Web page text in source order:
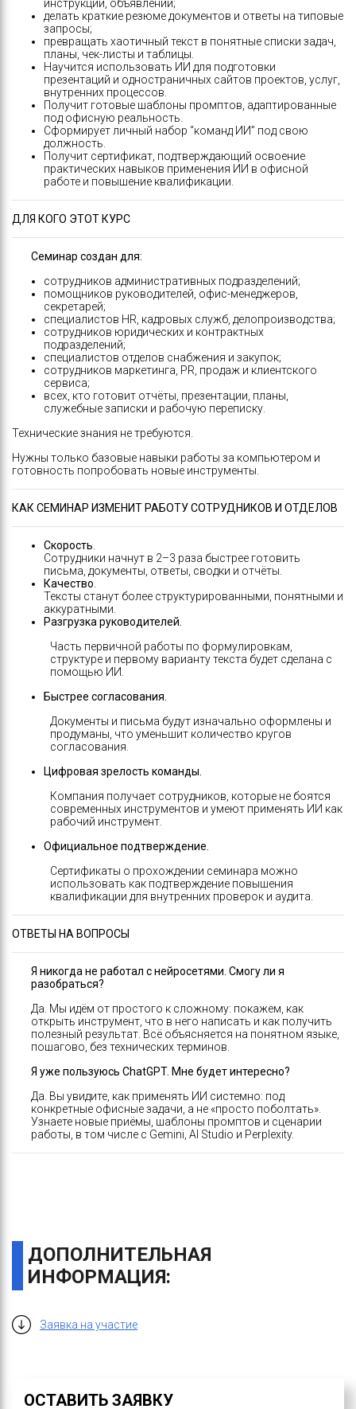
инструкций, объявлений;
делать краткие резюме документов и ответы на типовые
запросы;
превращать хаотичный текст в понятные списки задач,
планы, чек-листы и таблицы.
Научится использовать ИИ для подготовки
презентаций и одностраничных сайтов проектов, услуг,
внутренних процессов.
Получит готовые шаблоны промптов, адаптированные
под офисную реальность.
Сформирует личный набор “команд ИИ” под свою
должность.
Получит сертификат, подтверждающий освоение
практических навыков применения ИИ в офисной
работе и повышение квалификации.
ДЛЯ КОГО ЭТОТ КУРС
Семинар создан для:
сотрудников административных подразделений;
помощников руководителей, офис-менеджеров,
секретарей;
специалистов HR, кадровых служб, делопроизводства;
сотрудников юридических и контрактных
подразделений;
специалистов отделов снабжения и закупок;
сотрудников маркетинга, PR, продаж и клиентского
сервиса;
всех, кто готовит отчёты, презентации, планы,
служебные записки и рабочую переписку.
Технические знания не требуются.
Нужны только базовые навыки работы за компьютером и
готовность попробовать новые инструменты.
КАК СЕМИНАР ИЗМЕНИТ РАБОТУ СОТРУДНИКОВ И ОТДЕЛОВ
Скорость
Сотрудники начнут в 2–3 раза быстрее готовить
письма, документы, ответы, сводки и отчёты.
Качество
Тексты станут более структурированными, понятными и
аккуратными.
Разгрузка руководителей.
Часть первичной работы по формулировкам,
структуре и первому варианту текста будет сделана с
помощью ИИ.
Быстрее согласования.
Документы и письма будут изначально оформлены и
продуманы, что уменьшит количество кругов
согласования.
Цифровая зрелость команды.
Компания получает сотрудников, которые не боятся
современных инструментов и умеют применять ИИ как
рабочий инструмент.
Официальное подтверждение.
Сертификаты о прохождении семинара можно
использовать как подтверждение повышения
квалификации для внутренних проверок и аудита.
ОТВЕТЫ НА ВОПРОСЫ
Я никогда не работал с нейросетями. Смогу ли я
разобраться?
Да. Мы идём от простого к сложному: покажем, как
открыть инструмент, что в него написать и как получить
полезный результат. Всё объясняется на понятном языке,
пошагово, без технических терминов.
Я уже пользуюсь ChatGPT. Мне будет интересно?
Да. Вы увидите, как применять ИИ системно: под
конкретные офисные задачи, а не «просто поболтать».
Узнаете новые приёмы, шаблоны промптов и сценарии
работы, в том числе с Gemini, AI Studio и Perplexity.
ДОПОЛНИТЕЛЬНАЯ
ИНФОРМАЦИЯ:
Заявка на участие
ОСТАВИТЬ ЗАЯВКУ